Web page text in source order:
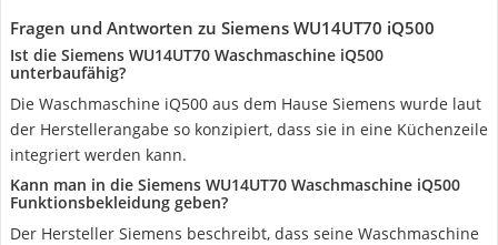
Fragen und Antworten zu Siemens WU14UT70 iQ500
Ist die Siemens WU14UT70 Waschmaschine iQ500
unterbaufähig?
Die Waschmaschine iQ500 aus dem Hause Siemens wurde laut
der Herstellerangabe so konzipiert, dass sie in eine Küchenzeile
integriert werden kann.
Kann man in die Siemens WU14UT70 Waschmaschine iQ500
Funktionsbekleidung geben?
Der Hersteller Siemens beschreibt, dass seine Waschmaschine